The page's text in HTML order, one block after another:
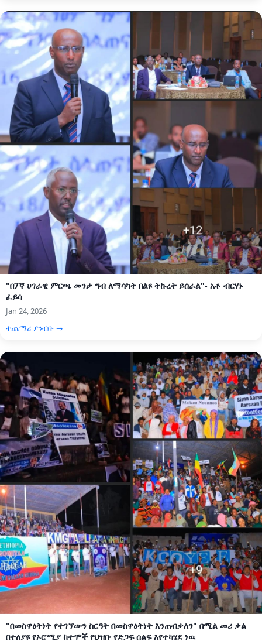
"በ7ኛ ሀገራዊ ምርጫ መንታ ግብ ለማሳካት በልዩ ትኩረት ይሰራል"- አቶ ብርሃኑ
ፈይሳ
Jan 24, 2026
ተጨማሪ ያንብቡ →
"በመስዋዕትነት የተገኘውን ስርዓት በመስዋዕትነት እንጠብቃለን" በሚል መሪ ቃል
በተለያዩ የኦሮሚያ ከተሞች የህዝቡ የድጋፍ ሰልፍ እየተካሄደ ነዉ